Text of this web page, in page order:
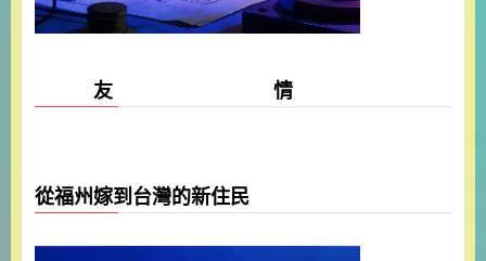
友 情
從福州嫁到台灣的新住民